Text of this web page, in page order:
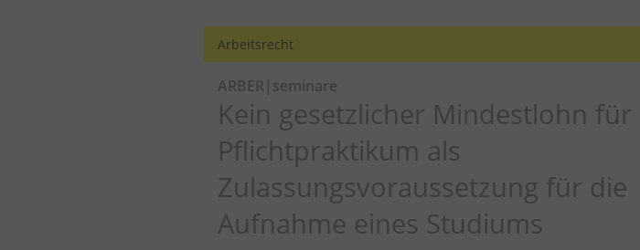
Arbeitsrecht
ARBER|seminare
Kein gesetzlicher Mindestlohn für
Pflichtpraktikum als
Zulassungsvoraussetzung für die
Aufnahme eines Studiums